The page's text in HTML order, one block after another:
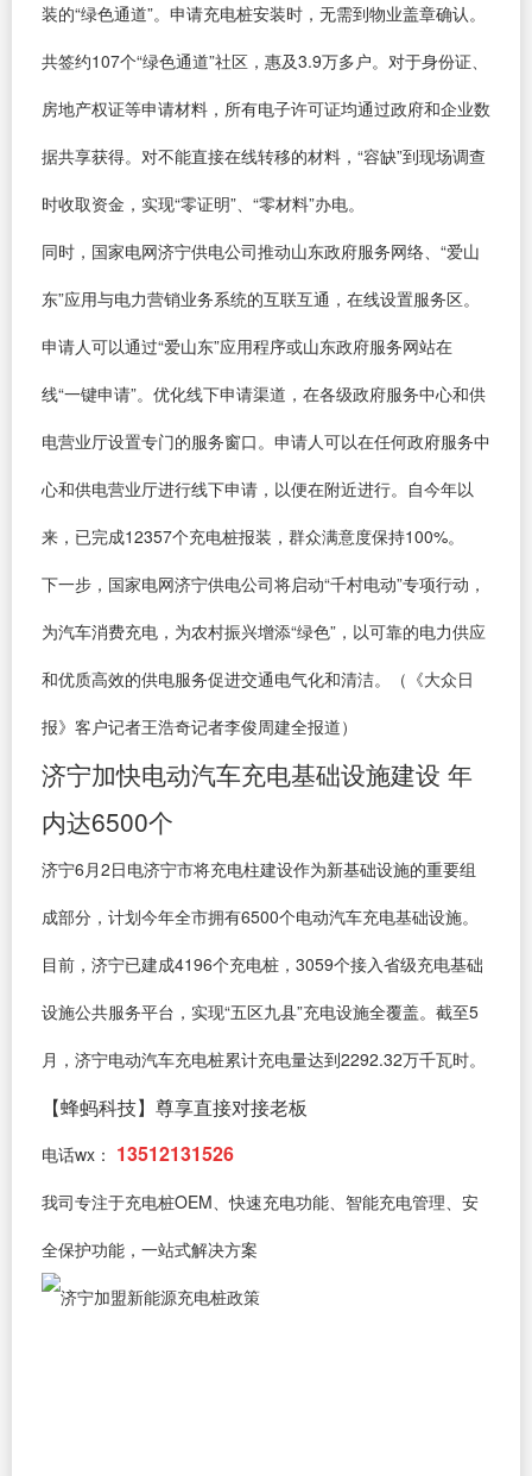
装的“绿色通道”。申请充电桩安装时，无需到物业盖章确认。
共签约107个“绿色通道”社区，惠及3.9万多户。对于身份证、
房地产权证等申请材料，所有电子许可证均通过政府和企业数
据共享获得。对不能直接在线转移的材料，“容缺”到现场调查
时收取资金，实现“零证明”、“零材料”办电。
同时，国家电网济宁供电公司推动山东政府服务网络、“爱山
东”应用与电力营销业务系统的互联互通，在线设置服务区。
申请人可以通过“爱山东”应用程序或山东政府服务网站在
线“一键申请”。优化线下申请渠道，在各级政府服务中心和供
电营业厅设置专门的服务窗口。申请人可以在任何政府服务中
心和供电营业厅进行线下申请，以便在附近进行。自今年以
来，已完成12357个充电桩报装，群众满意度保持100%。
下一步，国家电网济宁供电公司将启动“千村电动”专项行动，
为汽车消费充电，为农村振兴增添“绿色”，以可靠的电力供应
和优质高效的供电服务促进交通电气化和清洁。（《大众日
报》客户记者王浩奇记者李俊周建全报道）
济宁加快电动汽车充电基础设施建设 年
内达6500个
济宁6月2日电济宁市将充电柱建设作为新基础设施的重要组
成部分，计划今年全市拥有6500个电动汽车充电基础设施。
目前，济宁已建成4196个充电桩，3059个接入省级充电基础
设施公共服务平台，实现“五区九县”充电设施全覆盖。截至5
月，济宁电动汽车充电桩累计充电量达到2292.32万千瓦时。
【蜂蚂科技】尊享直接对接老板
电话wx： 13512131526
我司专注于充电桩OEM、快速充电功能、智能充电管理、安
全保护功能，一站式解决方案